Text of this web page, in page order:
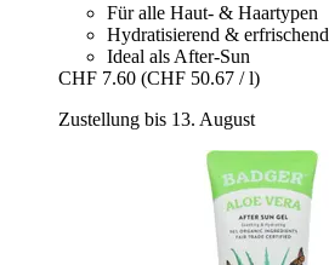
Für alle Haut- & Haartypen
Hydratisierend & erfrischend
Ideal als After-Sun
CHF 7.60 (CHF 50.67 / l)
Zustellung bis 13. August